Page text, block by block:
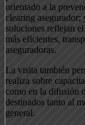
orientado a la
clearing asegurador;
soluciones reflejan
más eficientes,
aseguradoras.
La visita también
realiza sobre
como en la difusión
destinados tanto al
general.